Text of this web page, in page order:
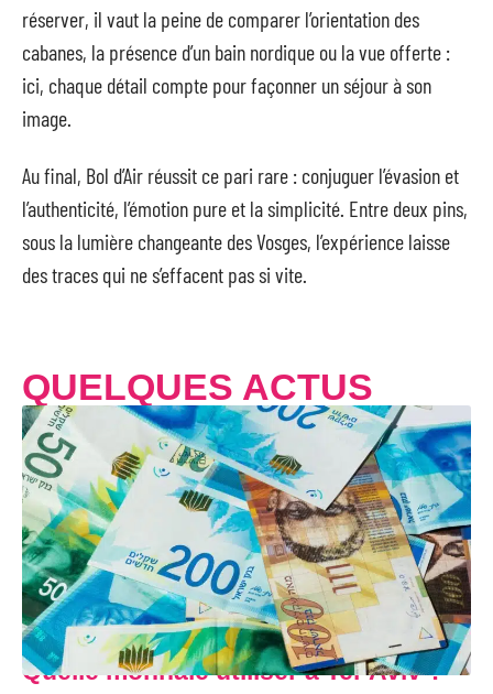
réserver, il vaut la peine de comparer l’orientation des
cabanes, la présence d’un bain nordique ou la vue offerte :
ici, chaque détail compte pour façonner un séjour à son
image.
Au final, Bol d’Air réussit ce pari rare : conjuguer l’évasion et
l’authenticité, l’émotion pure et la simplicité. Entre deux pins,
sous la lumière changeante des Vosges, l’expérience laisse
des traces qui ne s’effacent pas si vite.
QUELQUES ACTUS
Quelle monnaie utiliser à Tel-Aviv ?